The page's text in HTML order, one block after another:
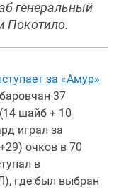
генеральный
Покотило.
за «Амур»
37
шайб + 10
играл за
очков в 70
в
где был выбран